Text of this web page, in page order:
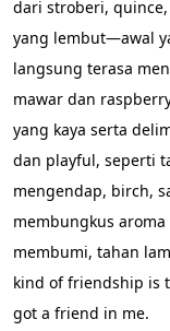
dari stroberi,
yang lembut—awal
langsung terasa
mawar dan
yang kaya serta
dan playful, seperti
mengendap, birch,
membungkus
membumi, tahan
kind of friendship is
got a friend in me.